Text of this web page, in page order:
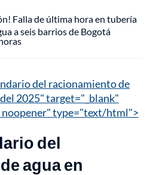
Falla de última hora en tubería
a seis barrios de Bogotá
del racionamiento de
2025" target="_blank"
type="text/html">
del
agua en